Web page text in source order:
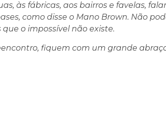
às fábricas, aos bairros e favelas,
como disse o Mano Brown. Não
o impossível não existe.
fiquem com um grande